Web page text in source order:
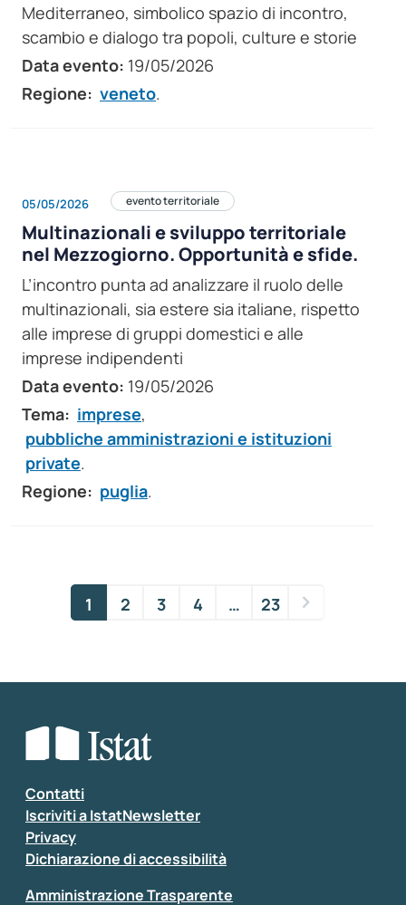
Mediterraneo, simbolico spazio di incontro,
scambio e dialogo tra popoli, culture e storie
Data evento: 19/05/2026
Regione: veneto.
05/05/2026 evento territoriale
Multinazionali e sviluppo territoriale
nel Mezzogiorno. Opportunità e sfide.
L’incontro punta ad analizzare il ruolo delle
multinazionali, sia estere sia italiane, rispetto
alle imprese di gruppi domestici e alle
imprese indipendenti
Data evento: 19/05/2026
Tema: imprese,
pubbliche amministrazioni e istituzioni
private.
Regione: puglia.
1 2 3 4 … 23
Contatti
Iscriviti a IstatNewsletter
Privacy
Dichiarazione di accessibilità
Amministrazione Trasparente